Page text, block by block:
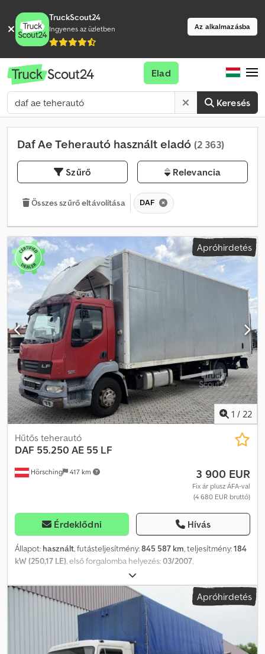
TruckScout24
Ingyenes az üzletben Az alkalmazásba
Keresés
Elad
Daf Ae Teherautó használt eladó (2 363)
Szűrő Relevancia
Összes szűrő eltávolítása DAF
Apróhirdetés
1 / 22
Hörsching 417 km
Hűtős teherautó
DAF 55.250 AE 55 LF
3 900 EUR
Fix ár plusz ÁFA-val
(4 680 EUR bruttó)
Érdeklődni Hívás
Állapot: használt, futásteljesítmény:845 587 km, teljesítmény:184
kW (250,17 LE), első forgalomba helyezés:03/2007,
, hajtástípus:
ABS, koromszűrő, DAF LF 55.250 Hűtőfelépítmény ? Első
forgalomba helyezés: 2007.03.05. ? Futásteljesítmény: 845 587 km
?? Teljesítmény: 250 LE ? Dízel ? 4x2 ?? Hűtőfelépítmény
Mitsubishi TDJ430D hűtőberendezéssel Felszereltség: *
Hűtőfelépítmény * Mitsubishi TDJ430D hűtőberendezés *
Légrugós vezetőülés * Napellenző * Elektromos ablakemelők *
Apróhirdetés